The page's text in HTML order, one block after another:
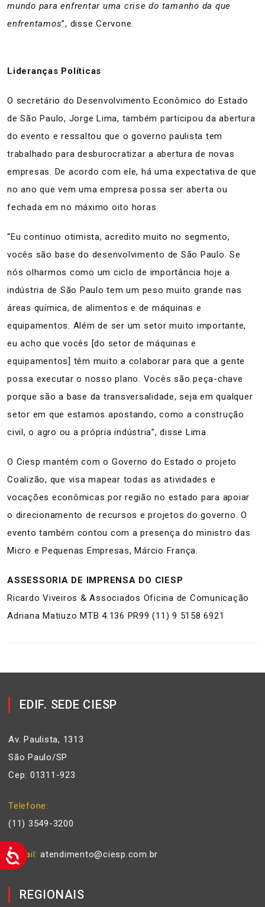
mundo para enfrentar uma crise do tamanho da que
enfrentamos”, disse Cervone.
Lideranças Políticas
O secretário do Desenvolvimento Econômico do Estado
de São Paulo, Jorge Lima, também participou da abertura
do evento e ressaltou que o governo paulista tem
trabalhado para desburocratizar a abertura de novas
empresas. De acordo com ele, há uma expectativa de que
no ano que vem uma empresa possa ser aberta ou
fechada em no máximo oito horas.
“Eu continuo otimista, acredito muito no segmento,
vocês são base do desenvolvimento de São Paulo. Se
nós olharmos como um ciclo de importância hoje a
indústria de São Paulo tem um peso muito grande nas
áreas química, de alimentos e de máquinas e
equipamentos. Além de ser um setor muito importante,
eu acho que vocês [do setor de máquinas e
equipamentos] têm muito a colaborar para que a gente
possa executar o nosso plano. Vocês são peça-chave
porque são a base da transversalidade, seja em qualquer
setor em que estamos apostando, como a construção
civil, o agro ou a própria indústria”, disse Lima.
O Ciesp mantém com o Governo do Estado o projeto
Coalizão, que visa mapear todas as atividades e
vocações econômicas por região no estado para apoiar
o direcionamento de recursos e projetos do governo. O
evento também contou com a presença do ministro das
Micro e Pequenas Empresas, Márcio França.
ASSESSORIA DE IMPRENSA DO CIESP
Ricardo Viveiros & Associados Oficina de Comunicação
Adriana Matiuzo MTB 4.136 PR99 (11) 9 5158 6921
EDIF. SEDE CIESP
Av. Paulista, 1313
São Paulo/SP
Cep: 01311-923
Telefone
(11) 3549-3200
E-mail atendimento@ciesp.com.br
REGIONAIS